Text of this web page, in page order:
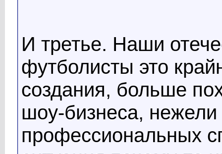
И третье. Наши
футболисты это
создания, больше
шоу-бизнеса,
профессиональных